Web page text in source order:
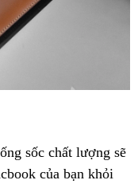
sốc chất lượng sẽ
của bạn khỏi